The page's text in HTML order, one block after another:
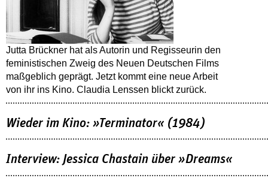
Jutta Brückner hat als Autorin und Regisseurin den
feministischen Zweig des Neuen Deutschen Films
maßgeblich geprägt. Jetzt kommt eine neue Arbeit
von ihr ins Kino. Claudia Lenssen blickt zurück.
Wieder im Kino: »Terminator« (1984)
Interview: Jessica Chastain über »Dreams«